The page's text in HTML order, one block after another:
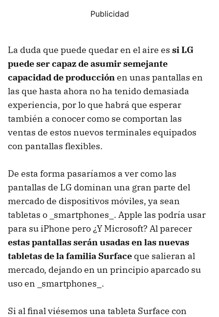
La duda que puede quedar en el aire es si LG
puede ser capaz de asumir semejante
capacidad de producciónen unas pantallas en
las que hasta ahora no ha tenido demasiada
experiencia, por lo que habrá que esperar
también a conocer como se comportan las
ventas de estos nuevos terminales equipados
con pantallas flexibles.
De esta forma pasaríamos a ver como las
pantallas de LG dominan una gran parte del
mercado de dispositivos móviles, ya sean
tabletas o _smartphones_. Apple las podría usar
para su iPhone pero ¿Y Microsoft? Al parecer
estas pantallas serán usadas en las nuevas
tabletas de la familia Surface que salieran al
mercado, dejando en un principio aparcado su
uso en _smartphones_.
Si al final viésemos una tableta Surface con